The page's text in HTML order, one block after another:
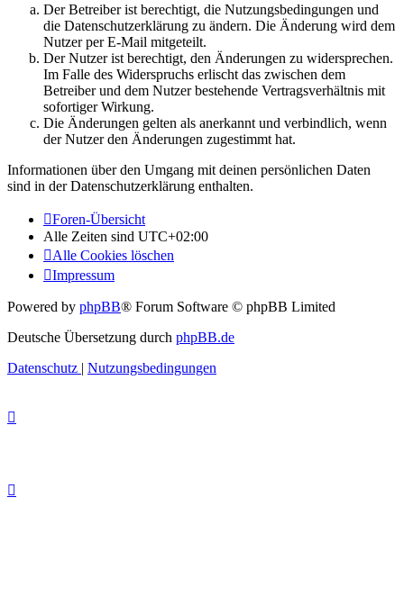
Der Betreiber ist berechtigt, die Nutzungsbedingungen und
die Datenschutzerklärung zu ändern. Die Änderung wird dem
Nutzer per E-Mail mitgeteilt.
Der Nutzer ist berechtigt, den Änderungen zu widersprechen.
Im Falle des Widerspruchs erlischt das zwischen dem
Betreiber und dem Nutzer bestehende Vertragsverhältnis mit
sofortiger Wirkung.
Die Änderungen gelten als anerkannt und verbindlich, wenn
der Nutzer den Änderungen zugestimmt hat.
Informationen über den Umgang mit deinen persönlichen Daten
sind in der Datenschutzerklärung enthalten.
Foren-Übersicht
Alle Zeiten sind UTC+02:00
Alle Cookies löschen
Impressum
Powered by phpBB® Forum Software © phpBB Limited
Deutsche Übersetzung durch phpBB.de
Datenschutz | Nutzungsbedingungen